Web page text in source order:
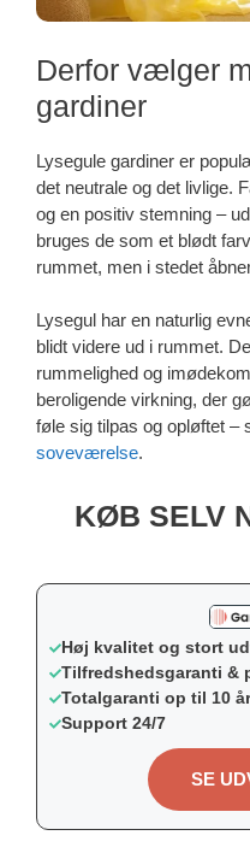
Derfor vælger
gardiner
Lysegule gardiner er
det neutrale og det livlige.
og en positiv stemning –
bruges de som et blødt
rummet, men i stedet
Lysegul har en naturlig
blidt videre ud i rummet.
rummelighed og
beroligende virkning, der
føle sig tilpas og opløftet –
soveværelse.
KØB SELV
Høj kvalitet og stort
Tilfredshedsgaranti &
Totalgaranti op til 10 år
Support 24/7
SE